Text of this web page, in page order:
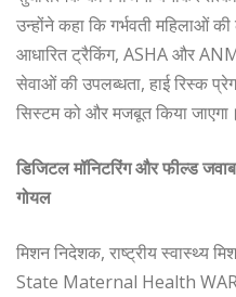
उन्होंने कहा कि गर्भवती महिलाओं
आधारित ट्रैकिंग, ASHA और ANM
सेवाओं की उपलब्धता, हाई रिस्क
सिस्टम को और मजबूत किया जाएगा।
डिजिटल मॉनिटरिंग और फील्ड
गोयल
मिशन निदेशक, राष्ट्रीय स्वास्थ्य
State Maternal Health WAR